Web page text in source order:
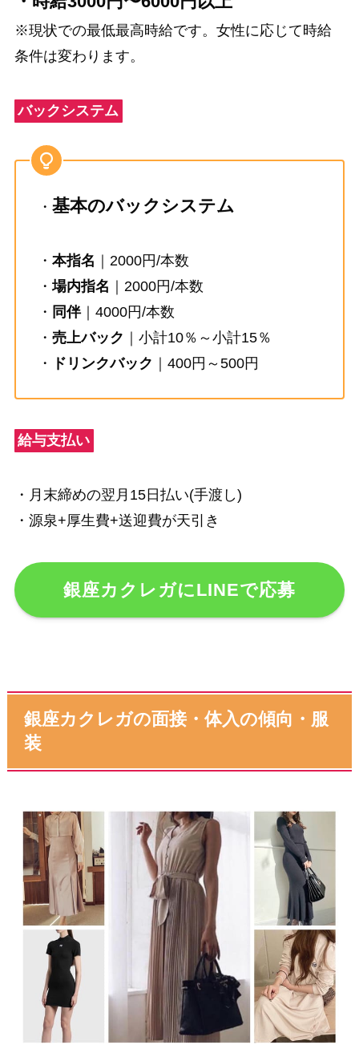
※現状での最低最高時給です。女性に応じて時給
条件は変わります。
バックシステム
・ 基本のバックシステム
・ 本指名 ｜2000円/本数
・場内指名 ｜2000円/本数
・ 同伴｜4000円/本数
・ 売上バック ｜小計10％～小計15％
・
ドリンクバック ｜400円～500円
給与支払い
・月末締めの翌月15日払い(手渡し)
・源泉+厚生費+送迎費が天引き
銀座カクレガにLINEで応募
銀座カクレガの面接・体入の傾向・服
装